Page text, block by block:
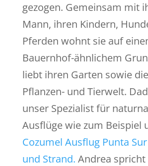
gezogen. Gemeinsam mit
Mann, ihren Kindern,
Pferden wohnt sie auf
Bauernhof-ähnlichem
liebt ihren Garten sowie
Pflanzen- und Tierwelt.
unser Spezialist für
Ausflüge wie zum Beispiel
Cozumel Ausflug Punta
und Strand. Andrea